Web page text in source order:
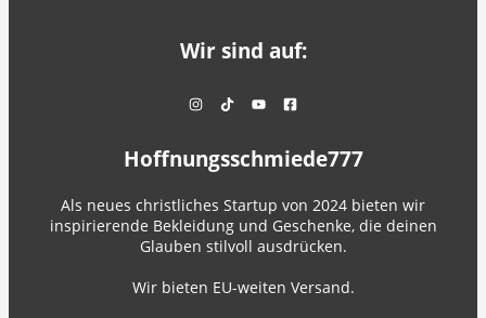
Wir sind auf:
Hoffnungsschmiede777
Als neues christliches Startup von 2024 bieten wir
inspirierende Bekleidung und Geschenke, die deinen
Glauben stilvoll ausdrücken.
Wir bieten EU-weiten Versand.